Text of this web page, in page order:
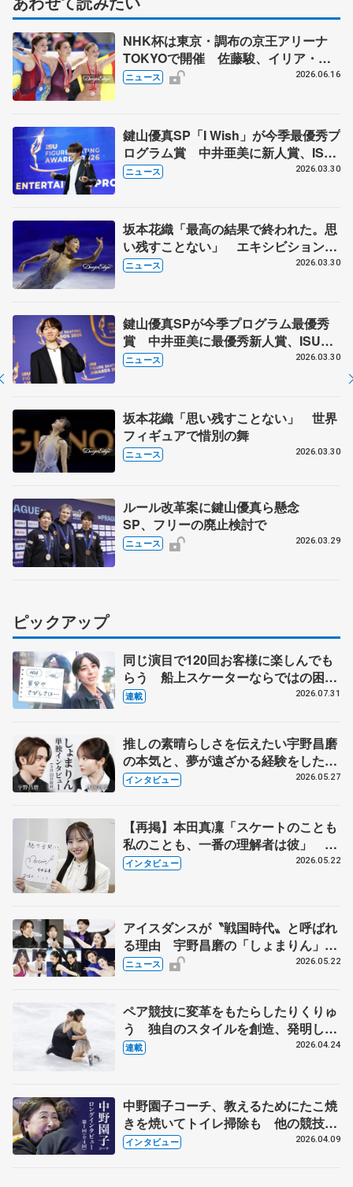
NHK杯は東京・調布の京王アリーナ
TOKYOで開催 佐藤駿、イリア・マ
リニンらが出場
ニュース 2026.06.16
鍵山優真SP「I Wish」が今季最優秀プ
ログラム賞 中井亜美に新人賞、ISU
スケーティング・アワード
ニュース 2026.03.30
坂本花織「最高の結果で終われた。思
い残すことない」 エキシビションで
惜別の舞
ニュース 2026.03.30
鍵山優真SPが今季プログラム最優秀
賞 中井亜美に最優秀新人賞、ISUス
ケーティング・アワード
ニュース 2026.03.30
坂本花織「思い残すことない」 世界
フィギュアで惜別の舞
ニュース 2026.03.30
ルール改革案に鍵山優真ら懸念
SP、フリーの廃止検討で
ニュース 2026.03.29
ピックアップ
同じ演目で120回お客様に楽しんでも
らう 船上スケーターならではの困難
とは 影響あったPIW前キャプテン松
連載 2026.07.31
推しの素晴らしさを伝えたい宇野昌磨
の本気と、夢が遠ざかる経験をした本
田真凜の覚悟
インタビュー 2026.05.27
【再掲】本田真凜「スケートのことも
私のことも、一番の理解者は彼」 引
退時の単独インタビューで語った競技
インタビュー 2026.05.22
アイスダンスが〝戦国時代〟と呼ばれ
る理由 宇野昌磨の「しょまりん」ら
実力者が相次いで参戦 国内の競争激
ニュース 2026.05.22
ペア競技に変革をもたらしたりくりゅ
う 独自のスタイルを創造、発明した
【引退発表後②】
連載 2026.04.24
中野園子コーチ、教えるためにたこ焼
きを焼いてトイレ掃除も 他の競技に
も通用するという坂本花織の筋肉
インタビュー 2026.04.09